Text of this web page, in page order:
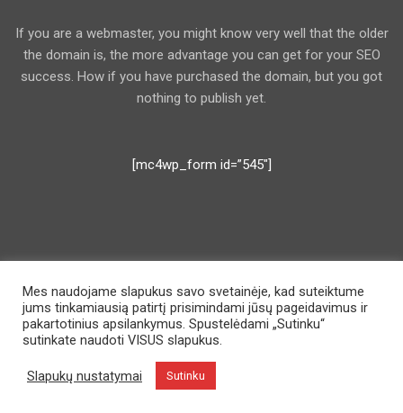
If you are a webmaster, you might know very well that the older
the domain is, the more advantage you can get for your SEO
success. How if you have purchased the domain, but you got
nothing to publish yet.
[mc4wp_form id=”545″]
Mes naudojame slapukus savo svetainėje, kad suteiktume
jums tinkamiausią patirtį prisimindami jūsų pageidavimus ir
pakartotinius apsilankymus. Spustelėdami „Sutinku“
sutinkate naudoti VISUS slapukus.
Slapukų nustatymai Sutinku